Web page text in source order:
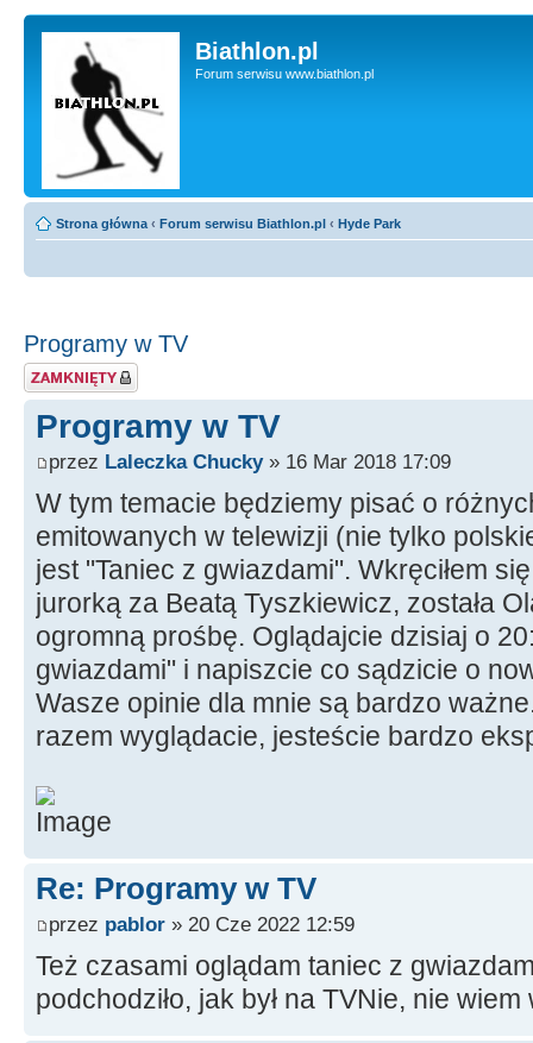
Biathlon.pl
Forum serwisu www.biathlon.pl
Strona główna ‹ Forum serwisu Biathlon.pl ‹ Hyde Park
Programy w TV
Zablokowany temat
Programy w TV
przez Laleczka Chucky» 16 Mar 2018 17:09
W tym temacie będziemy pisać o
emitowanych w telewizji (nie tylko
jest "Taniec z gwiazdami". Wkręciłem
jurorką za Beatą Tyszkiewicz, została
ogromną prośbę. Oglądajcie dzisiaj o
gwiazdami" i napiszcie co sądzicie o
Wasze opinie dla mnie są bardzo
razem wyglądacie, jesteście bardzo
Re: Programy w TV
przez pablor » 20 Cze 2022 12:59
Też czasami oglądam taniec z
podchodziło, jak był na TVNie, nie